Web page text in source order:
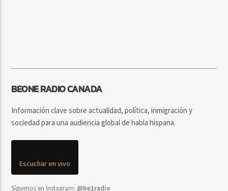
BEONE RADIO CANADA
Información clave sobre actualidad, política, inmigración y
sociedad para una audiencia global de habla hispana.
Escuchar en vivo
Síguenos en Instagram: @be1radio